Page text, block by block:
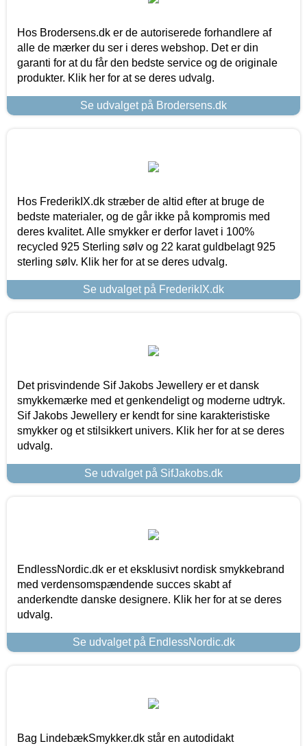
Hos Brodersens.dk er de autoriserede forhandlere af
alle de mærker du ser i deres webshop. Det er din
garanti for at du får den bedste service og de originale
produkter. Klik her for at se deres udvalg.
Se udvalget på Brodersens.dk
Hos FrederikIX.dk stræber de altid efter at bruge de
bedste materialer, og de går ikke på kompromis med
deres kvalitet. Alle smykker er derfor lavet i 100%
recycled 925 Sterling sølv og 22 karat guldbelagt 925
sterling sølv. Klik her for at se deres udvalg.
Se udvalget på FrederikIX.dk
Det prisvindende Sif Jakobs Jewellery er et dansk
smykkemærke med et genkendeligt og moderne udtryk.
Sif Jakobs Jewellery er kendt for sine karakteristiske
smykker og et stilsikkert univers. Klik her for at se deres
udvalg.
Se udvalget på SifJakobs.dk
EndlessNordic.dk er et eksklusivt nordisk smykkebrand
med verdensomspændende succes skabt af
anderkendte danske designere. Klik her for at se deres
udvalg.
Se udvalget på EndlessNordic.dk
Bag LindebækSmykker.dk står en autodidakt